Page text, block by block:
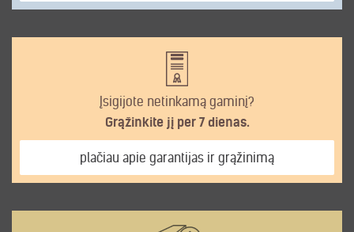
Įsigijote netinkamą gaminį?
Grąžinkite jį per 7 dienas.
plačiau apie garantijas ir grąžinimą